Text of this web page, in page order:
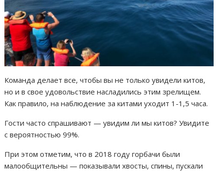
Команда делает все, чтобы вы не только увидели китов,
но и в свое удовольствие насладились этим зрелищем.
Как правило, на наблюдение за китами уходит 1-1,5 часа.
Гости часто спрашивают — увидим ли мы китов? Увидите
с вероятностью 99%.
При этом отметим, что в 2018 году горбачи были
малообщительны — показывали хвосты, спины, пускали